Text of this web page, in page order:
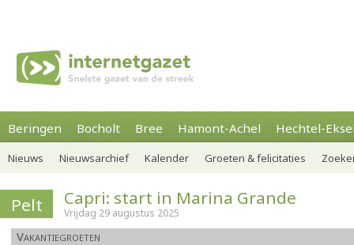
Beringen Bocholt Bree Hamont-Achel Hechtel-
Nieuws Nieuwsarchief Kalender Groeten & felicitaties
Pelt Capri: start in Marina Grande
Vrijdag 29 augustus 2025
Vakantiegroeten